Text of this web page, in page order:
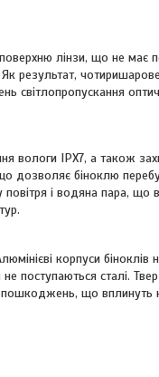
лінзи, що не має
результат,
світлопропускання
вологи IPX7, а також
біноклю
і водяна пара, що
корпуси
поступаються сталі.
що вплинуть